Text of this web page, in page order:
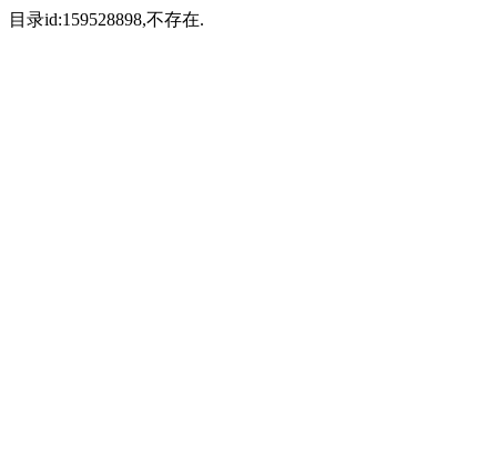
目录id:159528898,不存在.